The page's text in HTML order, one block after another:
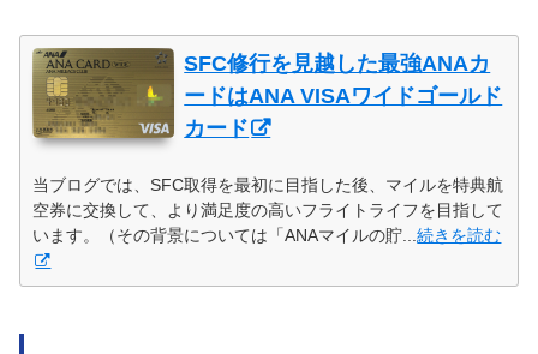
SFC修行を見越した最強ANAカ
ードはANA VISAワイドゴールド
カード
当ブログでは、SFC取得を最初に目指した後、マイルを特典航
空券に交換して、より満足度の高いフライトライフを目指して
います。（その背景については「ANAマイルの貯...続きを読む